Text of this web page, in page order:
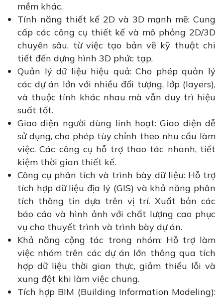
mềm khác.
Tính năng thiết kế 2D và 3D mạnh mẽ: Cung
cấp các công cụ thiết kế và mô phỏng 2D/3D
chuyên sâu, từ việc tạo bản vẽ kỹ thuật chi
tiết đến dựng hình 3D phức tạp.
Quản lý dữ liệu hiệu quả: Cho phép quản lý
các dự án lớn với nhiều đối tượng, lớp (layers),
và thuộc tính khác nhau mà vẫn duy trì hiệu
suất tốt.
Giao diện người dùng linh hoạt: Giao diện dễ
sử dụng, cho phép tùy chỉnh theo nhu cầu làm
việc. Các công cụ hỗ trợ thao tác nhanh, tiết
kiệm thời gian thiết kế.
Công cụ phân tích và trình bày dữ liệu: Hỗ trợ
tích hợp dữ liệu địa lý (GIS) và khả năng phân
tích thông tin dựa trên vị trí. Xuất bản các
báo cáo và hình ảnh với chất lượng cao phục
vụ cho thuyết trình và trình bày dự án.
Khả năng cộng tác trong nhóm: Hỗ trợ làm
việc nhóm trên các dự án lớn thông qua tích
hợp dữ liệu thời gian thực, giảm thiểu lỗi và
xung đột khi làm việc chung.
Tích hợp BIM (Building Information Modeling):